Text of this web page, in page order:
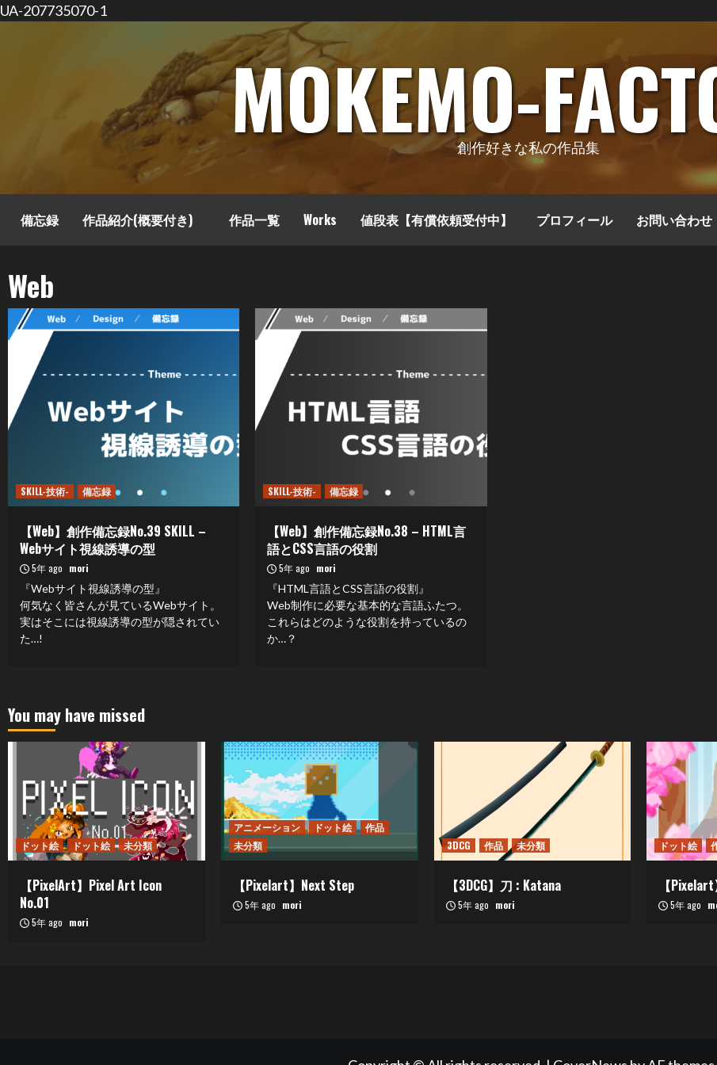
UA-207735070-1
MOKEMO-
創作好きな私の作品集
備忘録 作品紹介(概要付き) 作品一覧 Works 値段表【有償依頼受付中】 プロフィール お問い合わせ
Web
SKILL-技術- 備忘録
【Web】創作備忘録No.39 SKILL –
Webサイト視線誘導の型
5年 ago mori
『Webサイト視線誘導の型』
何気なく皆さんが見ているWebサイト。
実はそこには視線誘導の型が隠されてい
た…!
SKILL-技術- 備忘録
【Web】創作備忘録No.38 – HTML言
語とCSS言語の役割
5年 ago mori
『HTML言語とCSS言語の役割』
Web制作に必要な基本的な言語ふたつ。
これらはどのような役割を持っているの
か…？
You may have missed
ドット絵 ドット絵 未分類
【PixelArt】Pixel Art Icon
No.01
5年 ago mori
アニメーション ドット絵
作品
未分類
【Pixelart】Next Step
5年 ago mori
3DCG 作品 未分類
【3DCG】刀 : Katana
5年 ago mori
ドット絵
【
5年 ago